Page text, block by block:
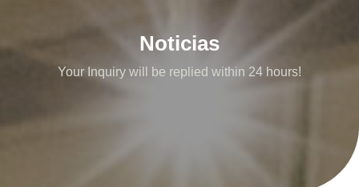
Noticias
Your Inquiry will be replied within 24 hours!